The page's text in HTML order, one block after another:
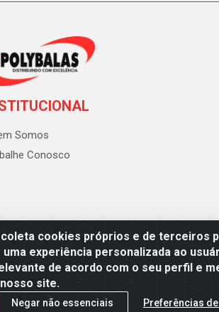
cookies próprios e de terceiros
experiência personalizada ao
de acordo com o seu perfil e
site.
Negar não essenciais Preferências
Somos
Conosco
Polybalas - Rua João Miguel